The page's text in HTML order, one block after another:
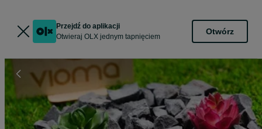
Przejdź do aplikacji
Otwieraj OLX jednym tapnięciem
Otwórz